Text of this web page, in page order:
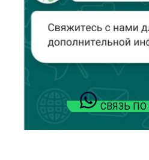
СВЯЗЬ ПО